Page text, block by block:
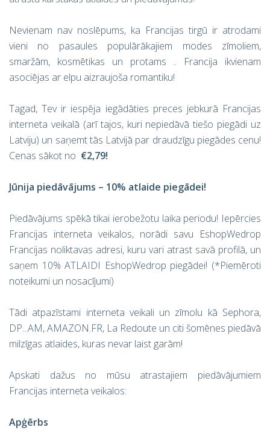
Nevienam nav noslēpums, ka Francijas tirgū ir atrodami
vieni no pasaules populārākajiem modes zīmoliem,
smaržām, kosmētikas un protams .. Francija ikvienam
asociējas ar elpu aizraujoša romantiku!
Tagad, Tev ir iespēja iegādāties preces jebkurā Francijas
interneta veikalā (arī tajos, kuri nepiedāvā tiešo piegādi uz
Latviju) un saņemt tās Latvijā par draudzīgu piegādes cenu!
Cenas sākot no €2,79!
Jūnija piedāvājums – 10% atlaide piegādei!
Piedāvājums spēkā tikai ierobežotu laika periodu! Iepērcies
Francijas interneta veikalos, norādi savu EshopWedrop
Francijas noliktavas adresi, kuru vari atrast savā profilā, un
saņem 10% ATLAIDI EshopWedrop piegādei! (*Piemēroti
noteikumi un nosacījumi)
Tādi atpazīstami interneta veikali un zīmolu kā Sephora,
DP...AM, AMAZON.FR, La Redoute un citi šomēnes piedāvā
milzīgas atlaides, kuras nevar laist garām!
Apskati dažus no mūsu atrastajiem piedāvājumiem
Francijas interneta veikalos:
Apģērbs